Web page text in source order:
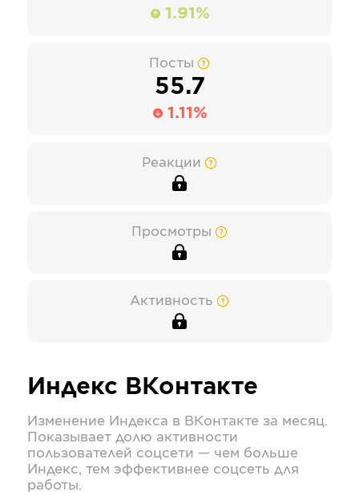
1.91%
Посты
55.7
1.11%
Реакции
Просмотры
Активность
Индекс ВКонтакте
Изменение Индекса в ВКонтакте за месяц.
Показывает долю активности
пользователей соцсети — чем больше
Индекс, тем эффективнее соцсеть для
работы.